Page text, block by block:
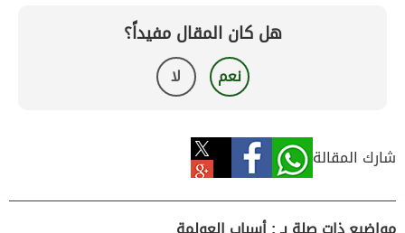
هل كان المقال مفيداً؟
نعم لا
شارك المقالة